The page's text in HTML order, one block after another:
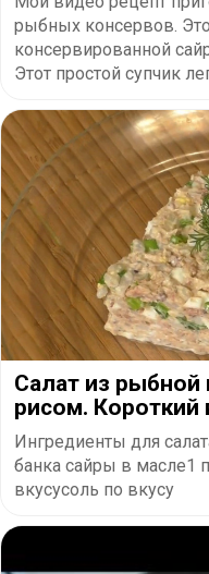
рыбных консервов.
консервированной
Этот простой супчик
Салат из
рисом. Короткий
Ингредиенты для
банка сайры в масле1
вкусусоль по вкусу